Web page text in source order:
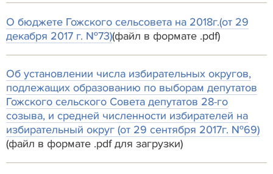
О бюджете Гожского сельсовета на 2018г.(от 29
декабря 2017 г. №73)(файл в формате .pdf)
Об установлении числа избирательных округов,
подлежащих образованию по выборам депутатов
Гожского сельского Совета депутатов 28-го
созыва, и средней численности избирателей на
избирательный округ (от 29 сентября 2017г. №69)
(файл в формате .pdf для загрузки)